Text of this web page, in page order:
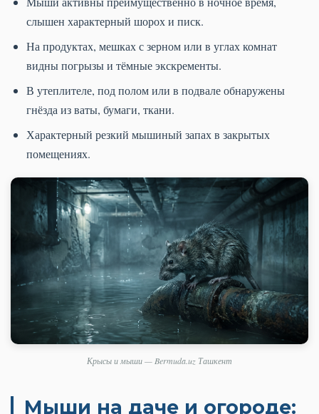
слышен характерный шорох и писк.
На продуктах, мешках с зерном или в углах комнат
видны погрызы и тёмные экскременты.
В утеплителе, под полом или в подвале обнаружены
гнёзда из ваты, бумаги, ткани.
Характерный резкий мышиный запах в закрытых
помещениях.
Крысы и мыши — Bermuda.uz Ташкент
Мыши на даче и огороде: